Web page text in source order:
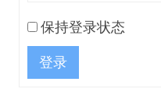
保持登录状态
登录